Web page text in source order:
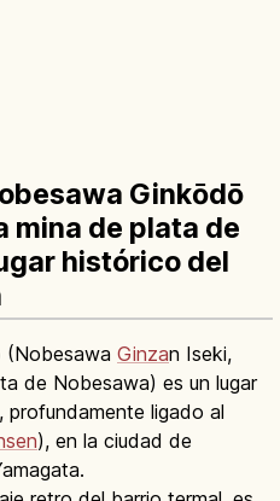
Ginkōdō
mina de plata de
histórico del
(Nobesawa Ginzan Iseki,
de Nobesawa) es un lugar
ligado al
), en la ciudad de